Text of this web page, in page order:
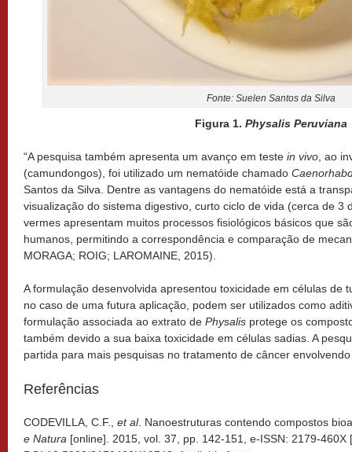
Fonte: Suelen Santos da Silva
Figura 1. Physalis Peruviana
“A pesquisa também apresenta um avanço em teste in vivo , ao
(camundongos), foi utilizado um nematóide chamado
Santos da Silva. Dentre as vantagens do nematóide está a
visualização do sistema digestivo, curto ciclo de vida (cerca de 3
vermes apresentam muitos processos fisiológicos básicos que
humanos, permitindo a correspondência e comparação de
MORAGA; ROIG; LAROMAINE, 2015).
A formulação desenvolvida apresentou toxicidade em células de
no caso de uma futura aplicação, podem ser utilizados como
formulação associada ao extrato de Physalis protege os
também devido a sua baixa toxicidade em células sadias. A
partida para mais pesquisas no tratamento de câncer
Referências
CODEVILLA, C.F., et al. Nanoestruturas contendo compostos
e Natura [online]. 2015, vol. 37, pp. 142-151, e-ISSN: 2179-460X